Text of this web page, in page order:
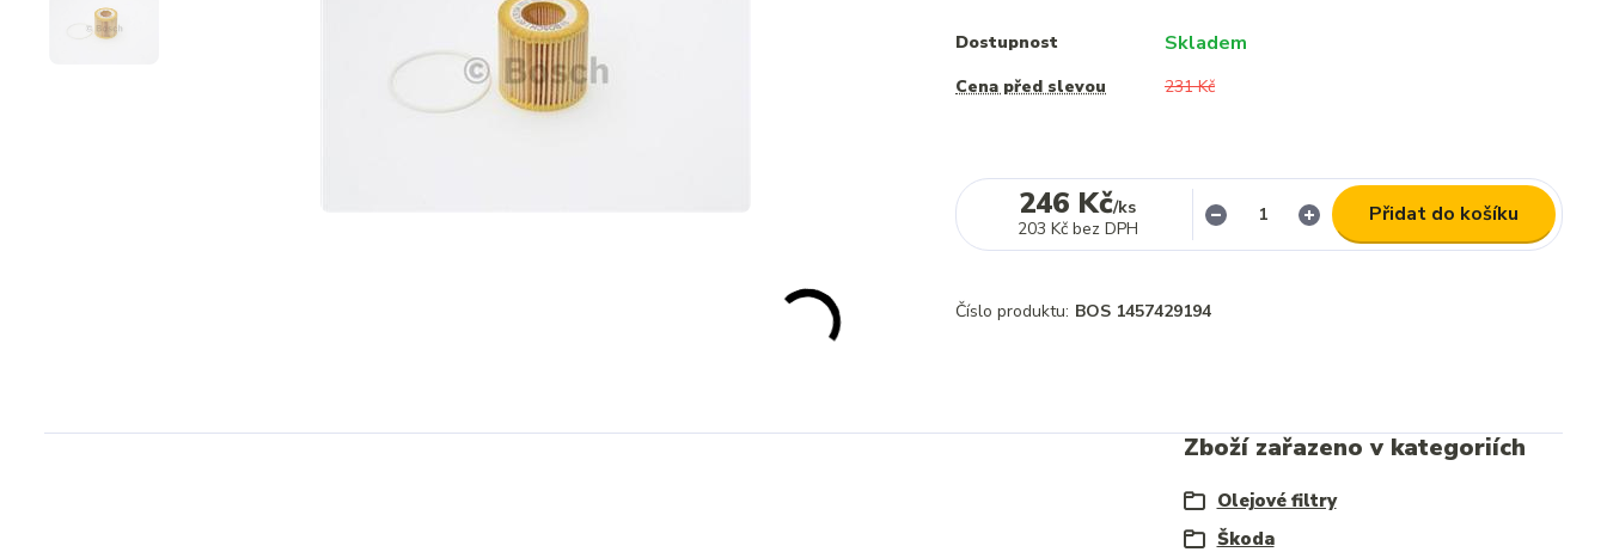
Dostupnost Skladem
Cena před slevou 231 Kč
246 Kč/ks
203 Kč bez DPH
Přidat do košíku
Číslo produktu: BOS 1457429194
Zboží zařazeno v kategoriích
Olejové filtry
Škoda